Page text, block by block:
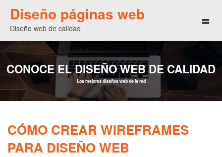
Diseño páginas web
Diseño web de calidad
CONOCE EL DISEÑO WEB DE CALIDAD
Los mejores diseños web de la red
CÓMO CREAR WIREFRAMES
PARA DISEÑO WEB